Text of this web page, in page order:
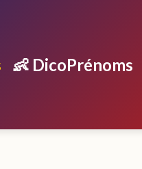
👶 DicoPrénoms